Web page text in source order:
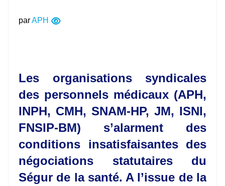
parAPH
Les organisations syndicales
des personnels médicaux (APH,
INPH, CMH, SNAM-HP, JM, ISNI,
FNSIP-BM) s’alarment des
conditions insatisfaisantes des
négociations statutaires du
Ségur de la santé. A l’issue de la